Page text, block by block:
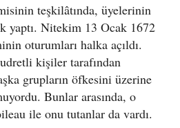
teşkilâtında, üyelerinin
yaptı. Nitekim 13 Ocak 1672
oturumları halka açıldı.
kişiler tarafından
grupların öfkesini üzerine
Bunlar arasında, o
ile onu tutanlar da vardı.